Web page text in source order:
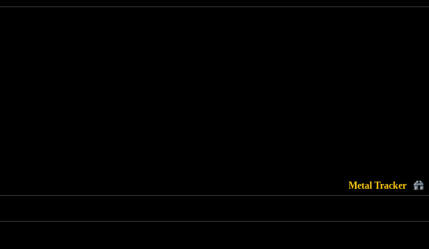
Metal Tracker